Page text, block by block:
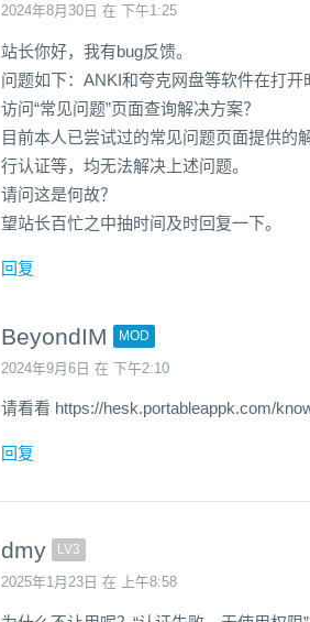
2024年8月30日 在 下午1:25
站长你好，我有bug反馈。
问题如下：ANKI和夸克网盘等软件在打
访问“常见问题”页面查询解决方案？
目前本人已尝试过的常见问题页面提供的
行认证等，均无法解决上述问题。
请问这是何故？
望站长百忙之中抽时间及时回复一下。
回复
BeyondIM MOD
2024年9月6日 在 下午2:10
请看看 https://hesk.portableappk.com/
回复
dmy LV3
2025年1月23日 在 上午8:58